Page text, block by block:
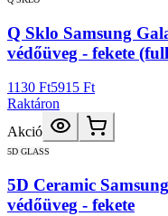
Q Sklo Samsung
védőüveg - fekete
1130 Ft5915 Ft
Raktáron
Akció
5D GLASS
5D Ceramic
védőüveg - fekete